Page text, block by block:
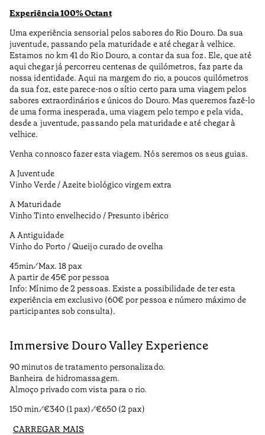
Experiência 100% Octant
Uma experiência sensorial pelos sabores do Rio Douro. Da sua
juventude, passando pela maturidade e até chegar à velhice.
Estamos no km 41 do Rio Douro, a contar da sua foz. Ele, que até
aqui chegar já percorreu centenas de quilómetros, faz parte da
nossa identidade. Aqui na margem do rio, a poucos quilómetros
da sua foz, este parece-nos o sítio certo para uma viagem pelos
sabores extraordinários e únicos do Douro. Mas queremos fazê-lo
de uma forma inesperada, uma viagem pelo tempo e pela vida,
desde a juventude, passando pela maturidade e até chegar à
velhice.
Venha connosco fazer esta viagem. Nós seremos os seus guias.
A Juventude
Vinho Verde / Azeite biológico virgem extra
A Maturidade
Vinho Tinto envelhecido / Presunto ibérico
A Antiguidade
Vinho do Porto / Queijo curado de ovelha
45min ⁄ Max. 18 pax
A partir de 45€ por pessoa
Info: Mínimo de 2 pessoas. Existe a possibilidade de ter esta
experiência em exclusivo (60€ por pessoa e número máximo de
participantes sob consulta).
Immersive Douro Valley Experience
90 minutos de tratamento personalizado.
Banheira de hidromassagem.
Almoço privado com vista para o rio.
150 min ⁄ €340 (1 pax) ⁄ €650 (2 pax)
CARREGAR MAIS